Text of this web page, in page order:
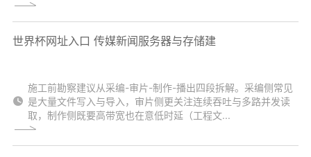
世界杯网址入口 传媒新闻服务器与存储建
施工前勘察建议从采编-审片-制作-播出四段拆解。采编侧常见
是大量文件写入与导入，审片侧更关注连续吞吐与多路并发读
取，制作侧既要高带宽也在意低时延（工程文...